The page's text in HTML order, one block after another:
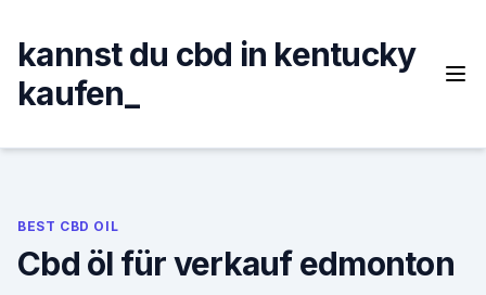
content
kannst du cbd in kentucky
kaufen_
BEST CBD OIL
Cbd öl für verkauf edmonton